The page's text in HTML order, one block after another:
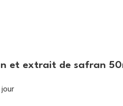
et extrait de safran